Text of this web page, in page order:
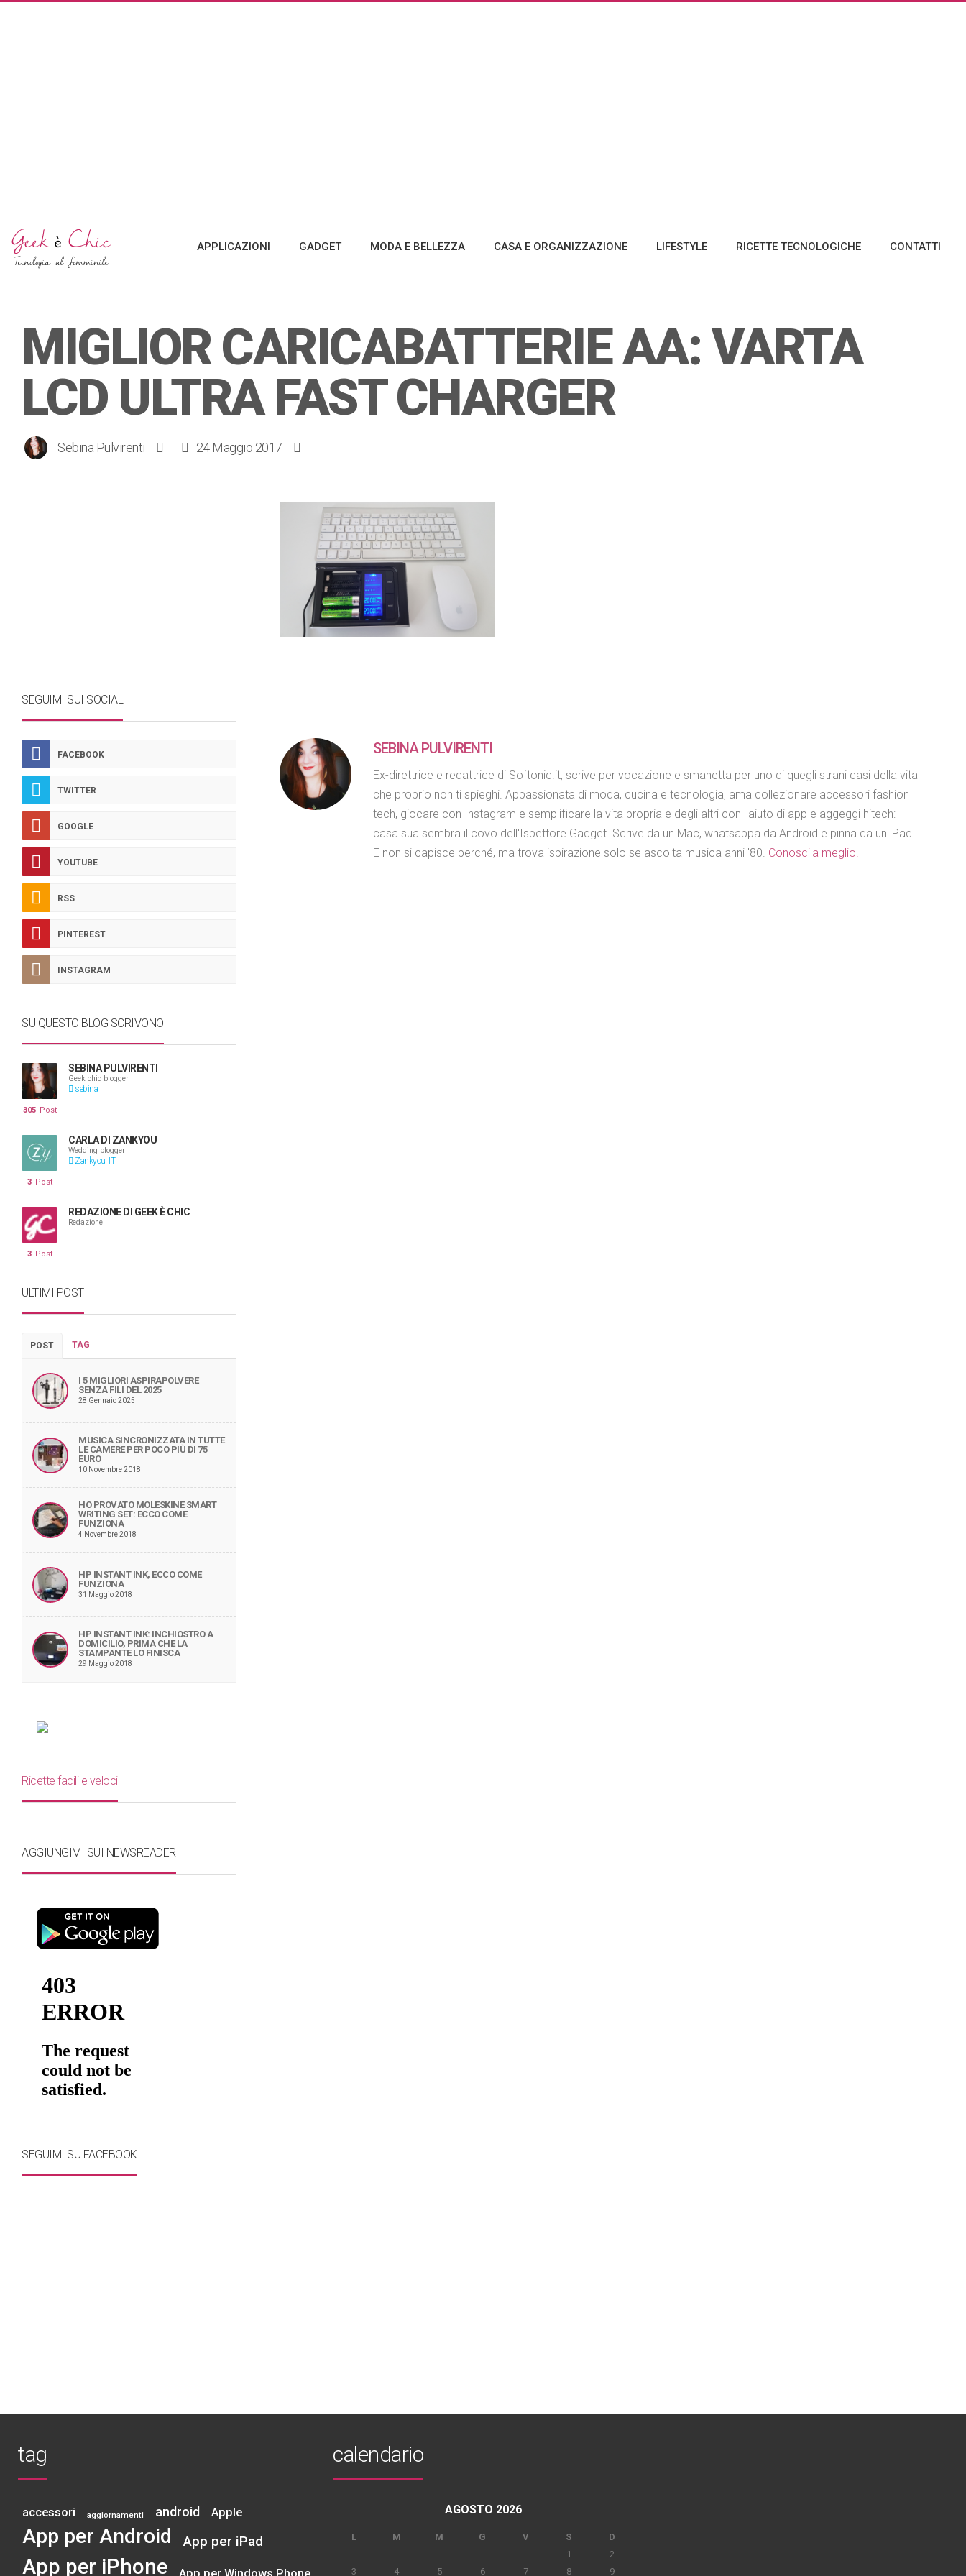
APPLICAZIONI GADGET MODA E BELLEZZA CASA E ORGANIZZAZIONE LIFESTYLE RICETTE TECNOLOGICHE CONTATTI
MIGLIOR CARICABATTERIE AA: VARTA
LCD ULTRA FAST CHARGER
Sebina Pulvirenti 24 Maggio 2017
SEBINA PULVIRENTI
Ex-direttrice e redattrice di Softonic.it, scrive per vocazione e smanetta per uno di quegli strani casi della vita
che proprio non ti spieghi. Appassionata di moda, cucina e tecnologia, ama collezionare accessori fashion
tech, giocare con Instagram e semplificare la vita propria e degli altri con l'aiuto di app e aggeggi hitech:
casa sua sembra il covo dell'Ispettore Gadget. Scrive da un Mac, whatsappa da Android e pinna da un iPad.
E non si capisce perché, ma trova ispirazione solo se ascolta musica anni '80. Conoscila meglio!
SEGUIMI SUI SOCIAL
FACEBOOK
TWITTER
GOOGLE
YOUTUBE
RSS
PINTEREST
INSTAGRAM
SU QUESTO BLOG SCRIVONO
SEBINA PULVIRENTI
Geek chic blogger
sebina
305 Post
CARLA DI ZANKYOU
Wedding blogger
Zankyou_IT
3 Post
REDAZIONE DI GEEK È CHIC
Redazione
3 Post
ULTIMI POST
POST TAG
I 5 MIGLIORI ASPIRAPOLVERE
SENZA FILI DEL 2025
28 Gennaio 2025
MUSICA SINCRONIZZATA IN TUTTE
LE CAMERE PER POCO PIÙ DI 75
EURO
10 Novembre 2018
HO PROVATO MOLESKINE SMART
WRITING SET: ECCO COME
FUNZIONA
4 Novembre 2018
HP INSTANT INK, ECCO COME
FUNZIONA
31 Maggio 2018
HP INSTANT INK: INCHIOSTRO A
DOMICILIO, PRIMA CHE LA
STAMPANTE LO FINISCA
29 Maggio 2018
Ricette facili e veloci
AGGIUNGIMI SUI NEWSREADER
SEGUIMI SU FACEBOOK
tag
accessori aggiornamenti android Apple
App per Android App per iPad
App per iPhone
calendario
AGOSTO 2026
L M M G V S
D
1
2
3
4 5 6 7 8 9